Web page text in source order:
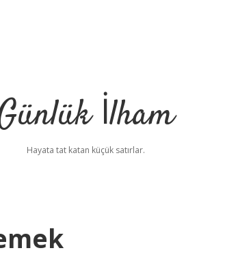
İlham
Hayata tat katan küçük satırlar.